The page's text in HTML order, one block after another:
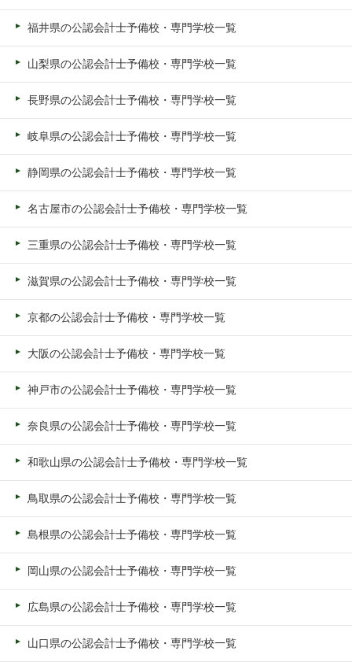
福井県の公認会計士予備校・専門学校一覧
山梨県の公認会計士予備校・専門学校一覧
長野県の公認会計士予備校・専門学校一覧
岐阜県の公認会計士予備校・専門学校一覧
静岡県の公認会計士予備校・専門学校一覧
名古屋市の公認会計士予備校・専門学校一覧
三重県の公認会計士予備校・専門学校一覧
滋賀県の公認会計士予備校・専門学校一覧
京都の公認会計士予備校・専門学校一覧
大阪の公認会計士予備校・専門学校一覧
神戸市の公認会計士予備校・専門学校一覧
奈良県の公認会計士予備校・専門学校一覧
和歌山県の公認会計士予備校・専門学校一覧
鳥取県の公認会計士予備校・専門学校一覧
島根県の公認会計士予備校・専門学校一覧
岡山県の公認会計士予備校・専門学校一覧
広島県の公認会計士予備校・専門学校一覧
山口県の公認会計士予備校・専門学校一覧